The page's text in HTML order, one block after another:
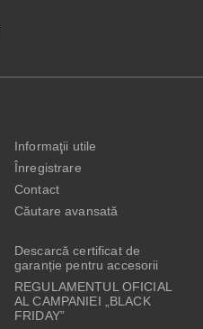
Informaţii utile
Înregistrare
Contact
Căutare avansată
Descarcă certificat de
garanție pentru accesorii
REGULAMENTUL OFICIAL
AL CAMPANIEI „BLACK
FRIDAY”